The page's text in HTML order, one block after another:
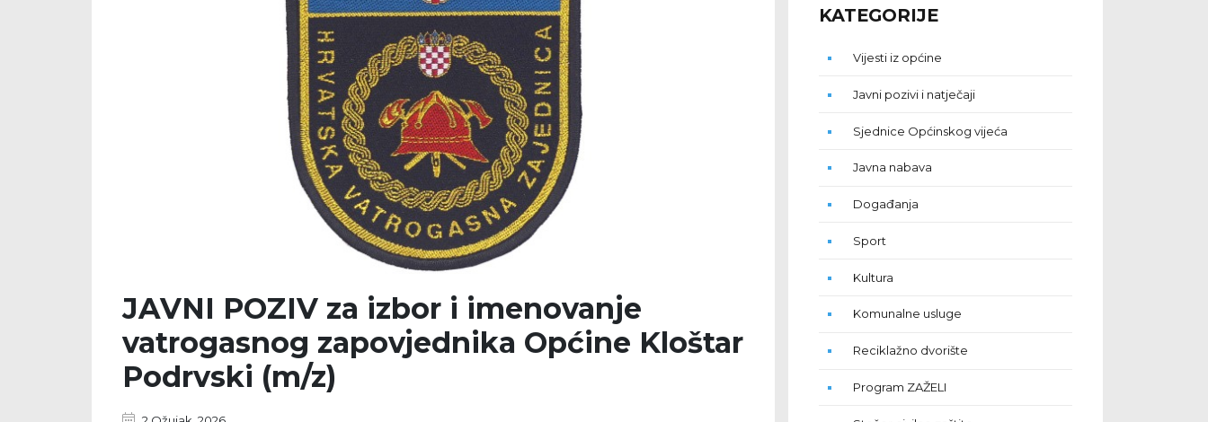
JAVNI POZIV za izbor i imenovanje
vatrogasnog zapovjednika Općine Kloštar
Podrvski (m/z)
KATEGORIJE
Vijesti iz općine
Javni pozivi i natječaji
Sjednice Općinskog vijeća
Javna nabava
Događanja
Sport
Kultura
Komunalne usluge
Reciklažno dvorište
Program ZAŽELI